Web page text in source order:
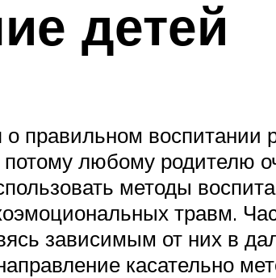
детей
правильном воспитании
любому родителю
методы
травм.
зависимым от них в
касательно